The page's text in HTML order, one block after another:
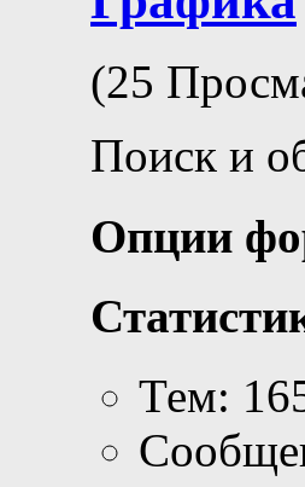
(25
Поиск и
Опции
Тем: